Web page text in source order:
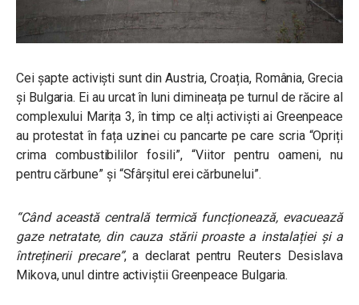
Cei șapte activiști sunt din Austria, Croația, România, Grecia
și Bulgaria. Ei au urcat în luni dimineața pe turnul de răcire al
complexului Marița 3, în timp ce alți activiști ai Greenpeace
au protestat în fața uzinei cu pancarte pe care scria “Opriți
crima combustibililor fosili”, “Viitor pentru oameni, nu
pentru cărbune” și “Sfârșitul erei cărbunelui”.
“Când această centrală termică funcționează, evacuează
gaze netratate, din cauza stării proaste a instalației și a
întreținerii precare”, a declarat pentru Reuters Desislava
Mikova, unul dintre activiștii Greenpeace Bulgaria.